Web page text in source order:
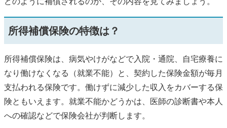
所得補償保険の特徴は？
所得補償保険は、病気やけがなどで入院・通院、自宅療養に
なり働けなくなる（就業不能）と、契約した保険金額が毎月
支払われる保険です。働けずに減少した収入をカバーする保
険ともいえます。就業不能かどうかは、医師の診断書や本人
への確認などで保険会社が判断します。